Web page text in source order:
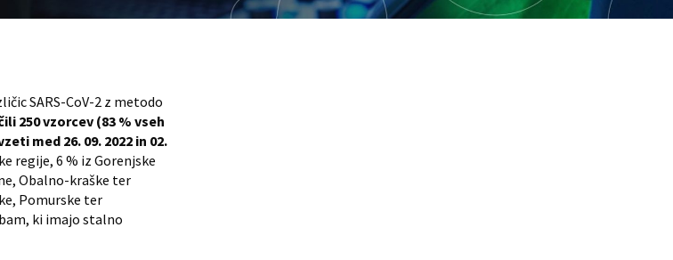
SARS-CoV-2 z metodo
250 vzorcev (83 % vseh
med 26. 09. 2022 in 02.
regije, 6 % iz Gorenjske
Obalno-kraške ter
Pomurske ter
ki imajo stalno